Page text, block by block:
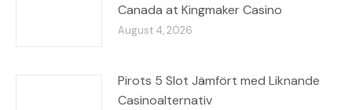
Canada at Kingmaker Casino
August 4, 2026
Pirots 5 Slot Jämfört med Liknande
Casinoalternativ